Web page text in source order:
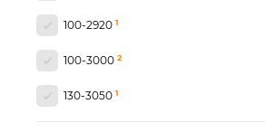
100-2920 1
100-3000 2
130-3050 1